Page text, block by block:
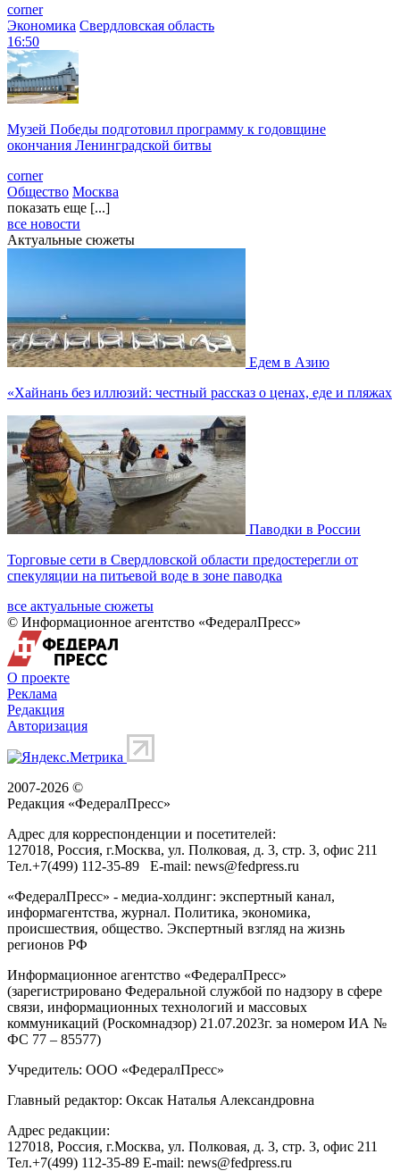
corner
Экономика Свердловская область
16:50
Музей Победы подготовил программу к годовщине
окончания Ленинградской битвы
corner
Общество Москва
показать еще [...]
все новости
Актуальные сюжеты
Едем в Азию
«Хайнань без иллюзий: честный рассказ о ценах, еде и пляжах
Паводки в России
Торговые сети в Свердловской области предостерегли от
спекуляции на питьевой воде в зоне паводка
все актуальные сюжеты
© Информационное агентство «ФедералПресс»
О проекте
Реклама
Редакция
Авторизация
2007-2026 ©
Редакция «ФедералПресс»
Адрес для корреспонденции и посетителей:
127018, Россия, г.Москва, ул. Полковая, д. 3, стр. 3, офис 211
Тел.+7(499) 112-35-89 E-mail: news@fedpress.ru
«ФедералПресс» - медиа-холдинг: экспертный канал,
информагентства, журнал. Политика, экономика,
происшествия, общество. Экспертный взгляд на жизнь
регионов РФ
Информационное агентство «ФедералПресс»
(зарегистрировано Федеральной службой по надзору в сфере
связи, информационных технологий и массовых
коммуникаций (Роскомнадзор) 21.07.2023г. за номером ИА №
ФС 77 – 85577)
Учредитель: ООО «ФедералПресс»
Главный редактор: Оксак Наталья Александровна
Адрес редакции:
127018, Россия, г.Москва, ул. Полковая, д. 3, стр. 3, офис 211
Тел.+7(499) 112-35-89 E-mail: news@fedpress.ru